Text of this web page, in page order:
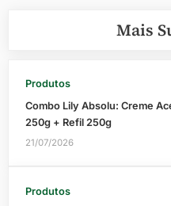
Mais
Produtos
Combo Lily Absolu: Creme
250g + Refil 250g
21/07/2026
Produtos